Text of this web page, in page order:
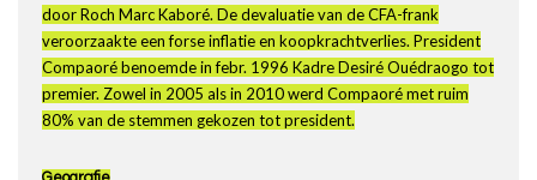
door Roch Marc Kaboré. De devaluatie van de CFA-frank
veroorzaakte een forse inflatie en koopkrachtverlies. President
Compaoré benoemde in febr. 1996 Kadre Desiré Ouédraogo tot
premier. Zowel in 2005 als in 2010 werd Compaoré met ruim
80% van de stemmen gekozen tot president.